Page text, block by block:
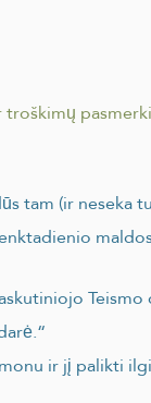
troškimų
tam (ir neseka
ir jį palikti